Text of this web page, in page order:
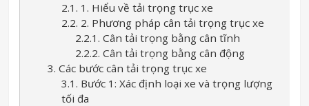
2.1. 1. Hiểu về tải trọng trục xe
2.2. 2. Phương pháp cân tải trọng trục xe
2.2.1. Cân tải trọng bằng cân tĩnh
2.2.2. Cân tải trọng bằng cân động
3. Các bước cân tải trọng trục xe
3.1. Bước 1: Xác định loại xe và trọng lượng
tối đa